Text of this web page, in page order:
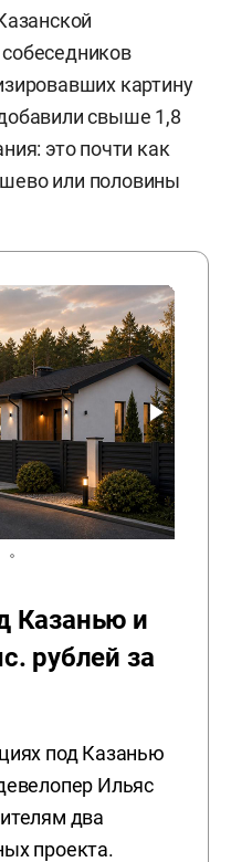
картину
свыше 1,8
это почти как
или половины
Казанью и
рублей за
под Казанью
Ильяс
два
проекта.